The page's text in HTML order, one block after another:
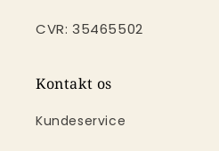
CVR: 35465502
Kontakt os
Kundeservice